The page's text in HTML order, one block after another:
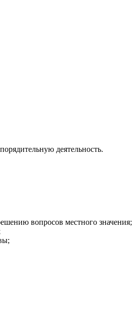
деятельность.
вопросов местного значения;
по вопросам местного значения;